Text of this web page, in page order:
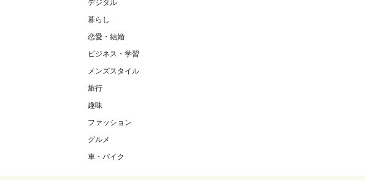
デジタル
暮らし
恋愛・結婚
ビジネス・学習
メンズスタイル
旅行
趣味
ファッション
グルメ
車・バイク